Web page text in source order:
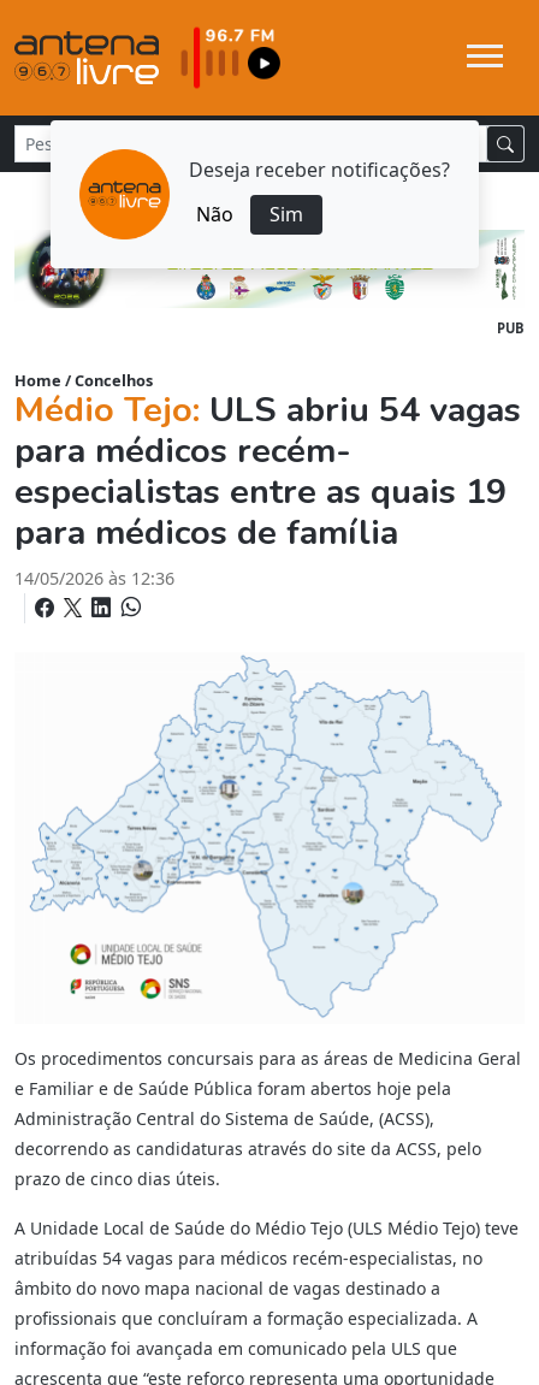
Deseja receber notificações?
Não
Sim
PUB
Home /Concelhos
Médio Tejo: ULS abriu 54 vagas
para médicos recém-
especialistas entre as quais 19
para médicos de família
14/05/2026 às 12:36
Os procedimentos concursais para as áreas de Medicina Geral
e Familiar e de Saúde Pública foram abertos hoje pela
Administração Central do Sistema de Saúde, (ACSS),
decorrendo as candidaturas através do site da ACSS, pelo
prazo de cinco dias úteis.
A Unidade Local de Saúde do Médio Tejo (ULS Médio Tejo) teve
atribuídas 54 vagas para médicos recém-especialistas, no
âmbito do novo mapa nacional de vagas destinado a
profissionais que concluíram a formação especializada. A
informação foi avançada em comunicado pela ULS que
acrescenta que “este reforço representa uma oportunidade